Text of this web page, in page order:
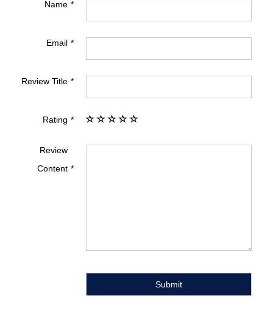
Name
Email
Review Title
Rating
Review
Content